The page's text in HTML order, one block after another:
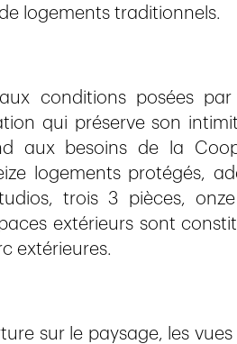
logements traditionnels.
conditions posées
qui préserve son
aux besoins de la
logements protégés,
trois 3 pièces,
extérieurs sont
extérieures.
sur le paysage, les